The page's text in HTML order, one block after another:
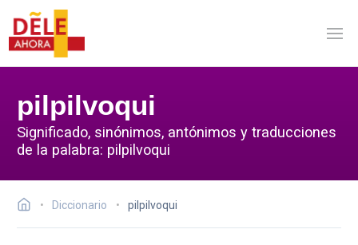
pilpilvoqui
Significado, sinónimos, antónimos y traducciones
de la palabra: pilpilvoqui
Diccionario pilpilvoqui